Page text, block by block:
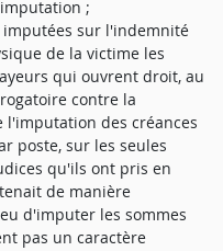
;
imputées sur l'indemnité
de la victime les
qui ouvrent droit, au
contre la
des créances
poste, sur les seules
qu'ils ont pris en
de manière
d'imputer les sommes
pas un caractère